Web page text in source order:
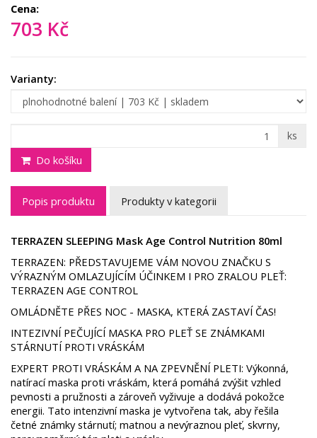
Cena:
703 Kč
Varianty:
ks
Do košíku
Popis produktu Produkty v kategorii
TERRAZEN SLEEPING Mask Age Control Nutrition 80ml
TERRAZEN: PŘEDSTAVUJEME VÁM NOVOU ZNAČKU S
VÝRAZNÝM OMLAZUJÍCÍM ÚČINKEM I PRO ZRALOU PLEŤ:
TERRAZEN AGE CONTROL
OMLÁDNĚTE PŘES NOC - MASKA, KTERÁ ZASTAVÍ ČAS!
INTEZIVNÍ PEČUJÍCÍ MASKA PRO PLEŤ SE ZNÁMKAMI
STÁRNUTÍ PROTI VRÁSKÁM
EXPERT PROTI VRÁSKÁM A NA ZPEVNĚNÍ PLETI: Výkonná,
natírací maska proti vráskám, která pomáhá zvýšit vzhled
pevnosti a pružnosti a zároveň vyživuje a dodává pokožce
energii. Tato intenzivní maska je vytvořena tak, aby řešila
četné známky stárnutí; matnou a nevýraznou pleť, skvrny,